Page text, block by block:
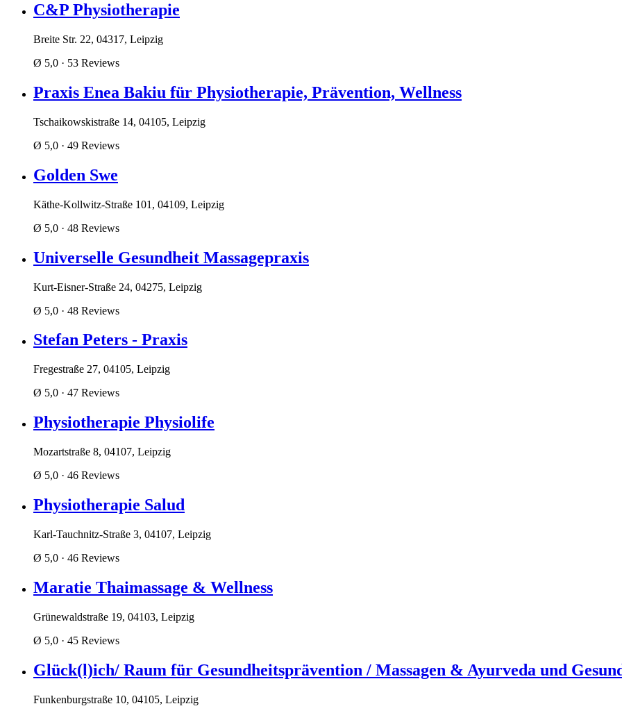
C&P Physiotherapie
Breite Str. 22, 04317, Leipzig
Ø 5,0 · 53 Reviews
Praxis Enea Bakiu für Physiotherapie, Prävention, Wellness
Tschaikowskistraße 14, 04105, Leipzig
Ø 5,0 · 49 Reviews
Golden Swe
Käthe-Kollwitz-Straße 101, 04109, Leipzig
Ø 5,0 · 48 Reviews
Universelle Gesundheit Massagepraxis
Kurt-Eisner-Straße 24, 04275, Leipzig
Ø 5,0 · 48 Reviews
Stefan Peters - Praxis
Fregestraße 27, 04105, Leipzig
Ø 5,0 · 47 Reviews
Physiotherapie Physiolife
Mozartstraße 8, 04107, Leipzig
Ø 5,0 · 46 Reviews
Physiotherapie Salud
Karl-Tauchnitz-Straße 3, 04107, Leipzig
Ø 5,0 · 46 Reviews
Maratie Thaimassage & Wellness
Grünewaldstraße 19, 04103, Leipzig
Ø 5,0 · 45 Reviews
Glück(l)ich/ Raum für Gesundheitsprävention / Massagen & Ayurveda und
Funkenburgstraße 10, 04105, Leipzig